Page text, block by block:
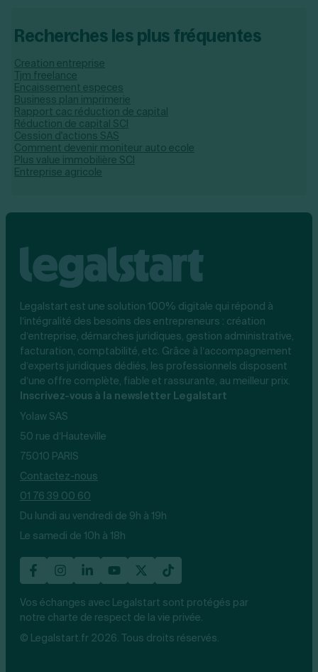
Recherches les plus fréquentes
Creation entreprise
Tjm freelance
Encaissement especes
Business plan imprimerie
Rapport cac réduction de capital
Réduction de capital SCI
Cession d'actions SAS
Comment devenir moniteur auto ecole
Plus value immobilière SCI
Entreprise agricole
Legalstart est une solution 100% digitale qui répond à
l’intégralité des besoins des entrepreneurs : création
d’entreprise, démarches juridiques, gestion administrative,
facturation, comptabilité, etc. Grâce à l’accompagnement
d’experts juridiques dédiés, les professionnels disposent
d’une offre complète, fiable et rassurante, au meilleur prix.
Inscrivez-vous à la newsletter Legalstart
Yolaw SAS
50 rue d’Hauteville
75010 PARIS
Contactez-nous
01 76 39 00 60
Du lundi au vendredi de 9h à 19h
Le samedi de 10h à 18h
Vos échanges avec Legalstart sont protégés par
notre charte de respect de la vie privée.
© Legalstart.fr 2026. Tous droits réservés.